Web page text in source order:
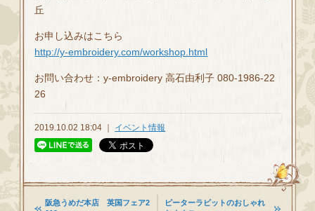
丘
お申し込みはこちら
http://y-embroidery.com/workshop.html
お問い合わせ：y-embroidery 高石由利子 080-1986-22
26
2019.10.02 18:04 ｜ イベント情報
阪急うめだ本店 英国フェア2
ピーターラビットのおしゃれ